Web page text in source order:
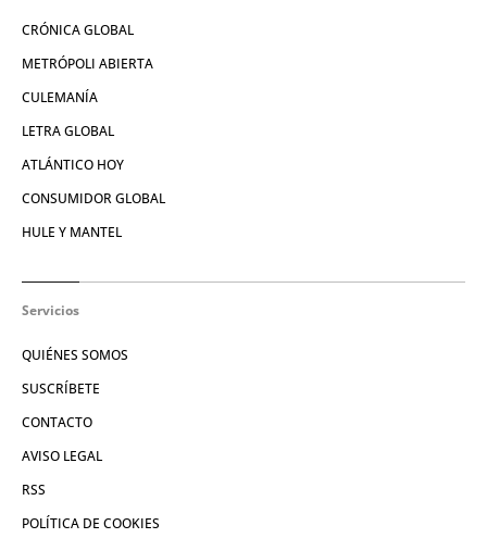
CRÓNICA GLOBAL
METRÓPOLI ABIERTA
CULEMANÍA
LETRA GLOBAL
ATLÁNTICO HOY
CONSUMIDOR GLOBAL
HULE Y MANTEL
Servicios
QUIÉNES SOMOS
SUSCRÍBETE
CONTACTO
AVISO LEGAL
RSS
POLÍTICA DE COOKIES